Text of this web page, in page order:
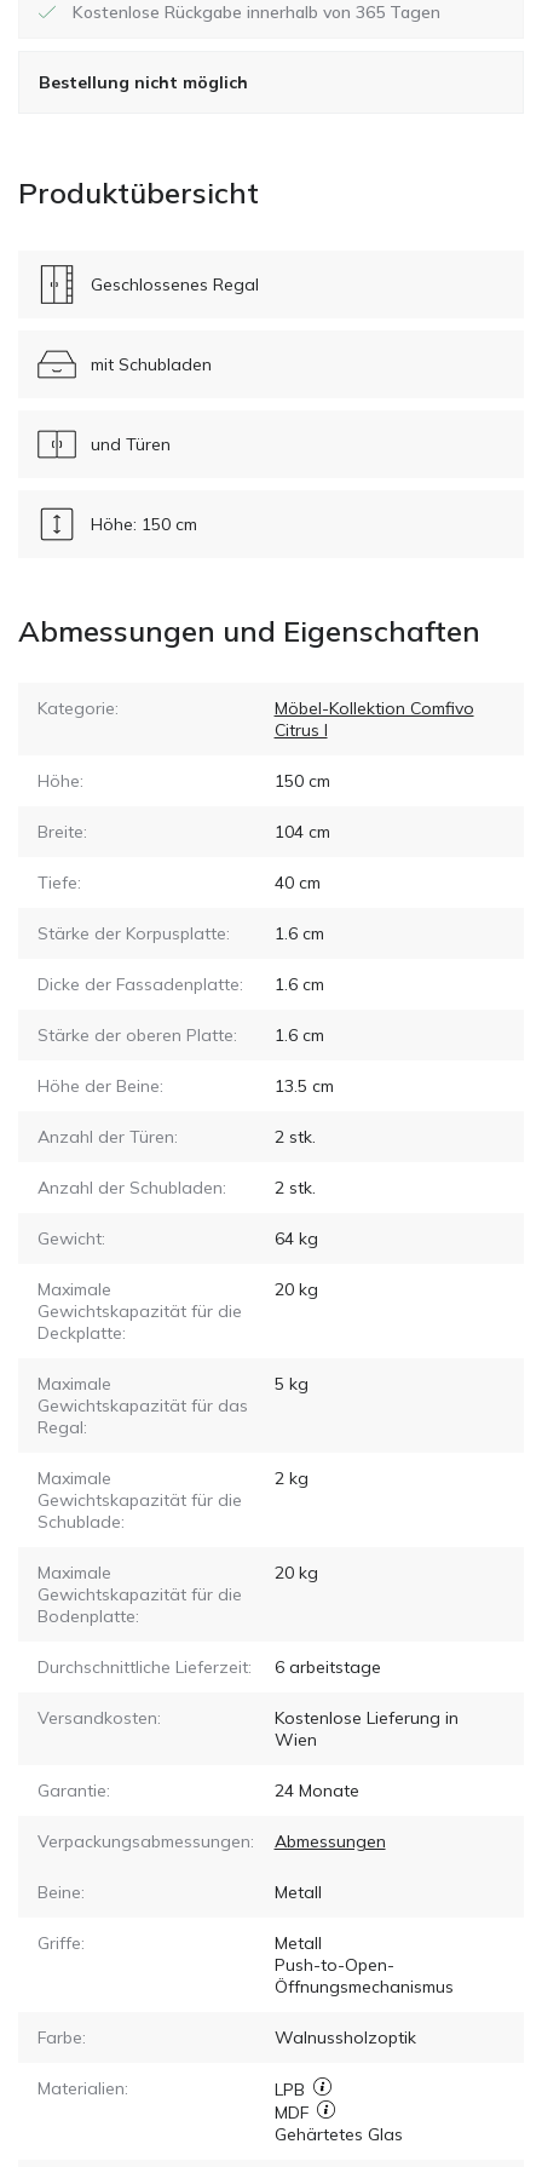
Kostenlose Rückgabe innerhalb von 365 Tagen
Bestellung nicht möglich
Produktübersicht
Geschlossenes Regal
mit Schubladen
und Türen
Höhe: 150 cm
Abmessungen und Eigenschaften
Kategorie:
Möbel-Kollektion Comfivo
Citrus I
Höhe: 150cm
Breite: 104cm
Tiefe: 40cm
Stärke der Korpusplatte: 1.6cm
Dicke der Fassadenplatte: 1.6cm
Stärke der oberen Platte: 1.6cm
Höhe der Beine: 13.5 cm
Anzahl der Türen: 2stk.
Anzahl der Schubladen: 2stk.
Gewicht: 64kg
Maximale
Gewichtskapazität für die
Deckplatte:
20kg
Maximale
Gewichtskapazität für das
Regal:
5 kg
Maximale
Gewichtskapazität für die
Schublade:
2kg
Maximale
Gewichtskapazität für die
Bodenplatte:
20kg
Durchschnittliche Lieferzeit: 6arbeitstage
Versandkosten:
Kostenlose Lieferung in
Wien
Garantie: 24 Monate
Verpackungsabmessungen: Abmessungen
Beine: Metall
Griffe:
Metall
Push-to-Open-
Öffnungsmechanismus
Farbe: Walnussholzoptik
Materialien:
LPB
MDF
Gehärtetes Glas